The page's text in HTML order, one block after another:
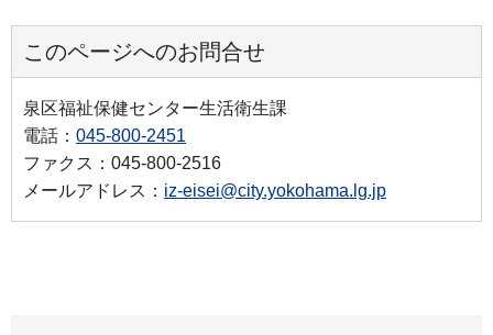
このページへのお問合せ
泉区福祉保健センター生活衛生課
電話： 045-800-2451
ファクス：045-800-2516
メールアドレス： iz-eisei@city.yokohama.lg.jp